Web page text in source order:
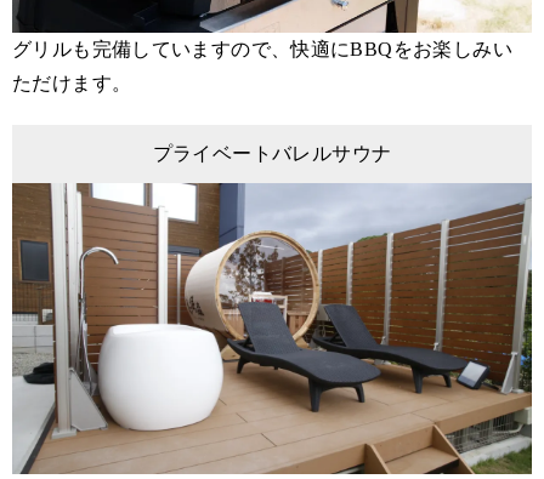
グリルも完備していますので、快適にBBQをお楽しみい
ただけます。
プライベートバレルサウナ